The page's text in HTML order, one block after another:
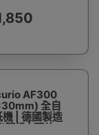
AF300
全自
| 德國製造
級 | 可放